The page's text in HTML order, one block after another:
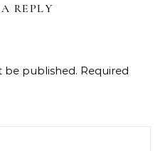
REPLY
be published. Required